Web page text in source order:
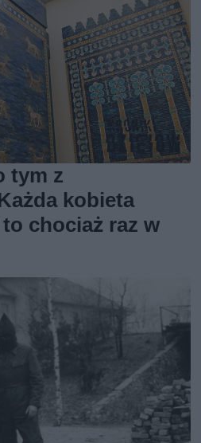
tym z
kobieta
chociaż raz w